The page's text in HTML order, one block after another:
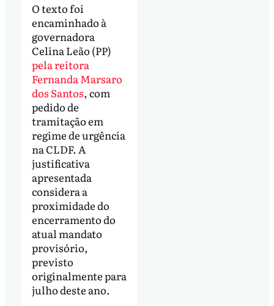
O texto foi
encaminhado à
governadora
Celina Leão (PP)
pela reitora
Fernanda Marsaro
dos Santos, com
pedido de
tramitação em
regime de urgência
na CLDF. A
justificativa
apresentada
considera a
proximidade do
encerramento do
atual mandato
provisório,
previsto
originalmente para
julho deste ano.